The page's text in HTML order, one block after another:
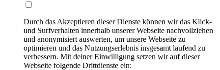
Durch das Akzeptieren dieser Dienste können wir das Klick-
und Surfverhalten innerhalb unserer Webseite nachvollziehen
und anonymisiert auswerten, um unsere Webseite zu
optimieren und das Nutzungserlebnis insgesamt laufend zu
verbessern. Mit deiner Einwilligung setzen wir auf dieser
Webseite folgende Drittdienste ein: